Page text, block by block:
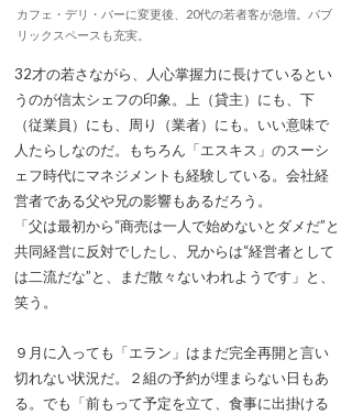
カフェ・デリ・バーに変更後、20代の若者客が急増。パブ
リックスペースも充実。
32才の若さながら、人心掌握力に長けているとい
うのが信太シェフの印象。上（貸主）にも、下
（従業員）にも、周り（業者）にも。いい意味で
人たらしなのだ。もちろん「エスキス」のスーシ
ェフ時代にマネジメントも経験している。会社経
営者である父や兄の影響もあるだろう。
「父は最初から“商売は一人で始めないとダメだ”と
共同経営に反対でしたし、兄からは“経営者として
は二流だな”と、まだ散々ないわれようです」と、
笑う。
９月に入っても「エラン」はまだ完全再開と言い
切れない状況だ。２組の予約が埋まらない日もあ
る。でも「前もって予定を立て、食事に出掛ける